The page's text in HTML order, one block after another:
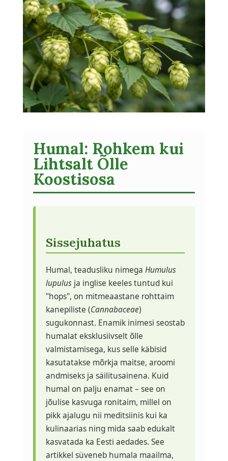
Humal: Rohkem kui
Lihtsalt Õlle
Koostisosa
Sissejuhatus
Humal, teadusliku nimega Humulus
lupulusja inglise keeles tuntud kui
"hops", on mitmeaastane rohttaim
kanepiliste (Cannabaceae)
sugukonnast. Enamik inimesi seostab
humalat eksklusiivselt õlle
valmistamisega, kus selle käbisid
kasutatakse mõrkja maitse, aroomi
andmiseks ja säilitusainena. Kuid
humal on palju enamat – see on
jõulise kasvuga ronitaim, millel on
pikk ajalugu nii meditsiinis kui ka
kulinaarias ning mida saab edukalt
kasvatada ka Eesti aedades. See
artikkel süveneb humala maailma,